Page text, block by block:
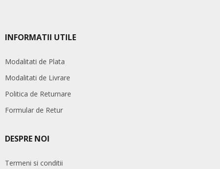
INFORMATII UTILE
Modalitati de Plata
Modalitati de Livrare
Politica de Returnare
Formular de Retur
DESPRE NOI
Termeni si conditii